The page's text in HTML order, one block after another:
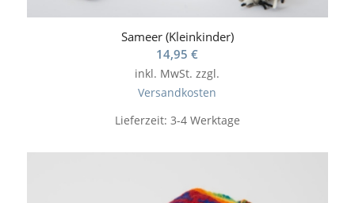
Sameer (Kleinkinder)
14,95€
inkl. MwSt. zzgl.
Versandkosten
Lieferzeit: 3-4 Werktage